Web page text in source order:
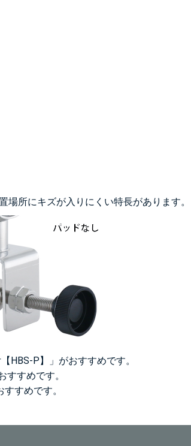
場所にキズが入りにくい特長があります。
HBS-P】」がおすすめです。
すめです。
すめです。